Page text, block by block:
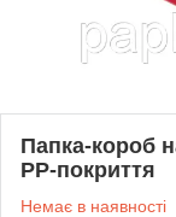
Папка-короб
PP-покриття
Немає в наявності